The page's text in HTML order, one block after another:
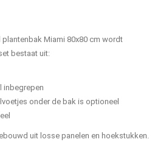
Miami 80x80 cm wordt
bestaat uit:
inbegrepen
onder de bak is optioneel
uit losse panelen en hoekstukken.